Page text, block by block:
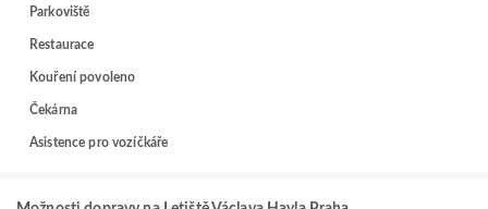
Parkoviště
Restaurace
Kouření povoleno
Čekárna
Asistence pro vozíčkáře